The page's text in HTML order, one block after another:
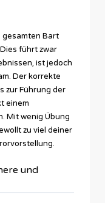
gesamten Bart
führt zwar
ist jedoch
Der korrekte
zur Führung der
einem
Mit wenig Übung
zu viel deiner
und